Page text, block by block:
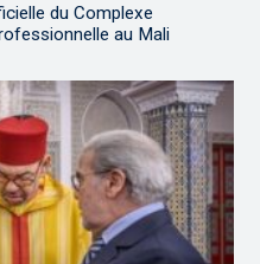
du Complexe
au Mali